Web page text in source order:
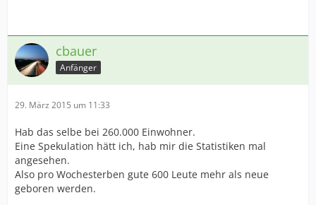
cbauer
Anfänger
29. März 2015 um 11:33
Hab das selbe bei 260.000 Einwohner.
Eine Spekulation hätt ich, hab mir die Statistiken mal
angesehen.
Also pro Wochesterben gute 600 Leute mehr als neue
geboren werden.